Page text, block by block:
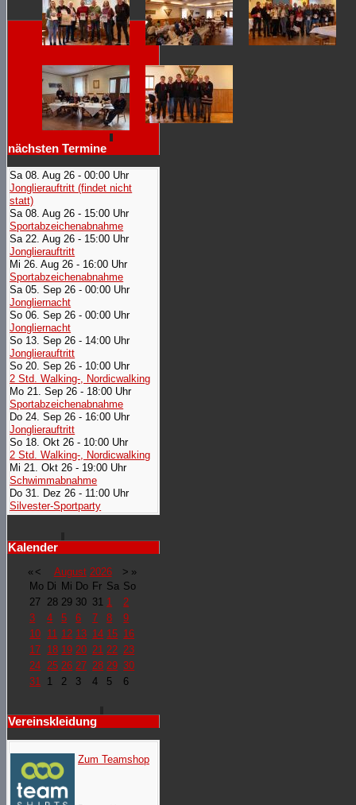
nächsten Termine
Sa 08. Aug 26 - 00:00 Uhr
Jonglierauftritt (findet nicht
statt)
Sa 08. Aug 26 - 15:00 Uhr
Sportabzeichenabnahme
Sa 22. Aug 26 - 15:00 Uhr
Jonglierauftritt
Mi 26. Aug 26 - 16:00 Uhr
Sportabzeichenabnahme
Sa 05. Sep 26 - 00:00 Uhr
Jongliernacht
So 06. Sep 26 - 00:00 Uhr
Jongliernacht
So 13. Sep 26 - 14:00 Uhr
Jonglierauftritt
So 20. Sep 26 - 10:00 Uhr
2 Std. Walking-, Nordicwalking
Mo 21. Sep 26 - 18:00 Uhr
Sportabzeichenabnahme
Do 24. Sep 26 - 16:00 Uhr
Jonglierauftritt
So 18. Okt 26 - 10:00 Uhr
2 Std. Walking-, Nordicwalking
Mi 21. Okt 26 - 19:00 Uhr
Schwimmabnahme
Do 31. Dez 26 - 11:00 Uhr
Silvester-Sportparty
Kalender
« < August 2026 > »
Mo Di Mi Do Fr Sa So
27 28 29 30 31 1
2
3
4 5 6 7 8
9
10 11 12 13 14 15 16
17 18 19 20 21 22 23
24 25 26 27 28 29 30
31
1 2 3 4 5 6
Vereinskleidung
Zum Teamshop